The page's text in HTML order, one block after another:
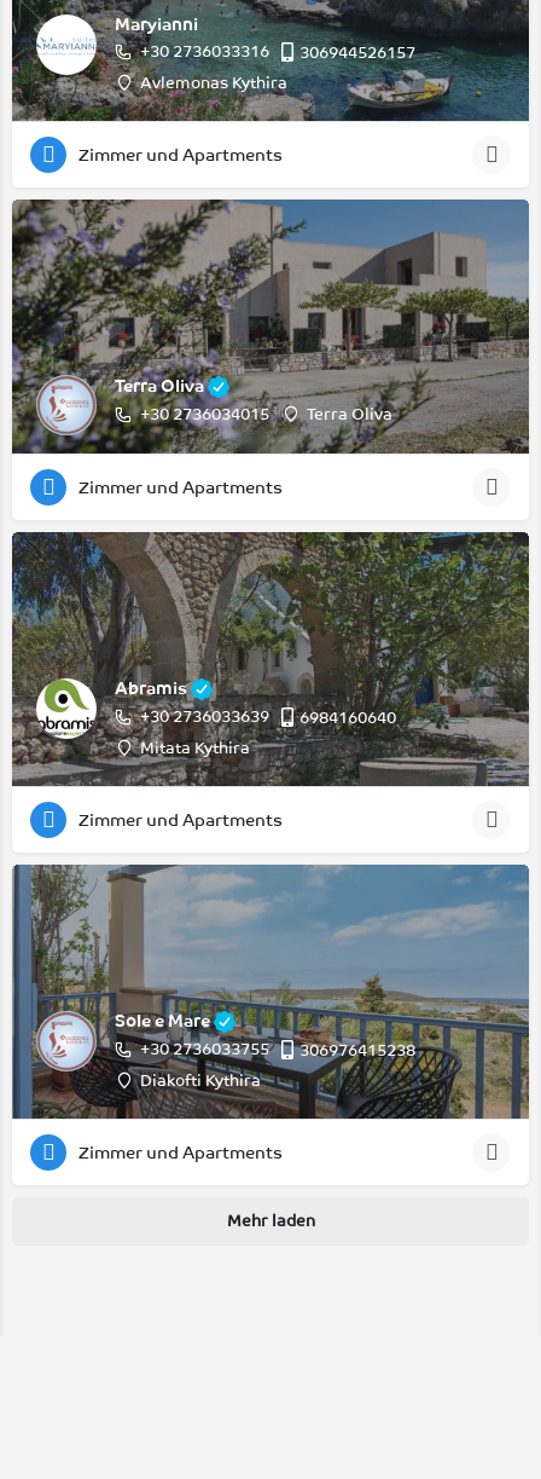
Maryianni
+30 2736033316
306944526157
Avlemonas Kythira
Zimmer und Apartments
Terra Oliva
+30 2736034015 Terra Oliva
Zimmer und Apartments
Abramis
+30 2736033639
6984160640
Mitata Kythira
Zimmer und Apartments
Sole e Mare
+30 2736033755
306976415238
Diakofti Kythira
Zimmer und Apartments
Mehr laden